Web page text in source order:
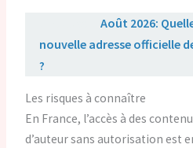
Août 2026:
nouvelle adresse officielle
?
Les risques à connaître
En France, l’accès à des
d’auteur sans autorisation est